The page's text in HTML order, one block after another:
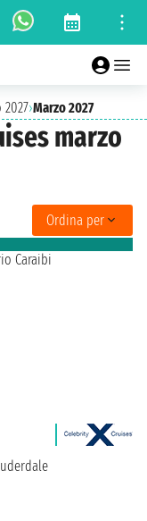
2027›Marzo 2027
marzo
Ordina per